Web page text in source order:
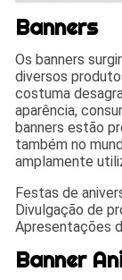
Banners
Os banners
diversos
costuma
aparência,
banners estão
também no
amplamente
Festas de
Divulgação de
Apresentações
Banner